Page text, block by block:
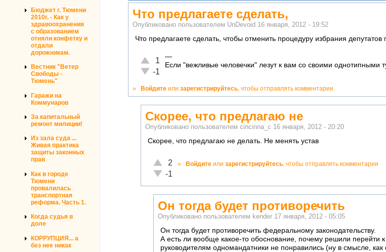
Бюджет г. Тюмени
2010г. - Как у
здравоохранения
с образованием
отняли конфетку и
отдали
дорожникам.
Вестник "Ветер
Свободы -
Тюмень"
Гаражи на
Коммунаров
За капитальный
ремонт милиции!
Из зала суда ...
Живая практика
защиты законных
прав
Как в городе
Тюмени
провалилась
транспортная
реформа. Часть 1.
Когда судья в
доле
КОРРУПЦИЯ... а
без нее никак
Что предлагаете сделать,
Опубликовано пользователем UnDevoid 16 января, 2012 - 19:52
Что предлагаете сделать, чтобы отменить процедуру избрания
Отлично!
1
Неадекватно!
-1
—
Если "вежливые человечки" лезут к вам со своими однотипными
» Войдите или зарегистрируйтесь, чтобы отправлять комментарии
Скорее, что предлагаю не
Опубликовано пользователем cincinna_c 16 января, 2012 - 20:20
Скорее, что предлагаю не делать. Не менять устав
Отлично!
2
Неадекватно!
-1
» Войдите или зарегистрируйтесь , чтобы отправлять комментарии
Он тогда будет противоречить
Опубликовано пользователем kender 17 января, 2012 - 05:05
Он тогда будет противоречить федеральному законодательству.
А есть ли вообще какое-то обоснование, почему решили
руководителям одномандатники не понравились (ну в смысле,